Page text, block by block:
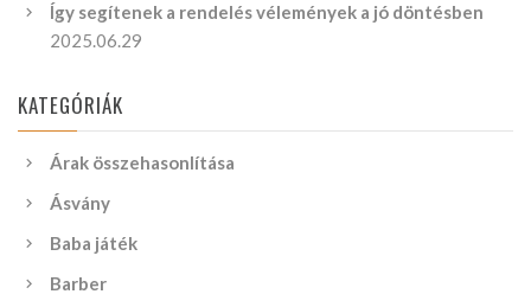
Így segítenek a rendelés vélemények a jó döntésben
2025.06.29
KATEGÓRIÁK
Árak összehasonlítása
Ásvány
Baba játék
Barber